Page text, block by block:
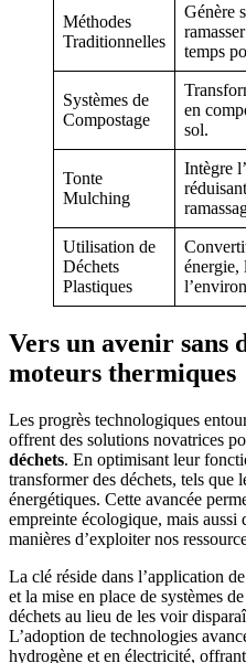
Méthodes
Traditionnelles
Génère
temps
Systèmes de
Compostage
en
sol.
Tonte
Mulching
Intègre
Utilisation de
Déchets
Plastiques
énergie,
Vers un avenir sans
moteurs thermiques
Les progrès technologiques
offrent des solutions novatrices
déchets. En optimisant leur
transformer des déchets, tels que
énergétiques. Cette avancée
empreinte écologique, mais
manières d’exploiter nos
La clé réside dans l’application
et la mise en place de systèmes
déchets au lieu de les voir
L’adoption de technologies
hydrogène et en électricité,